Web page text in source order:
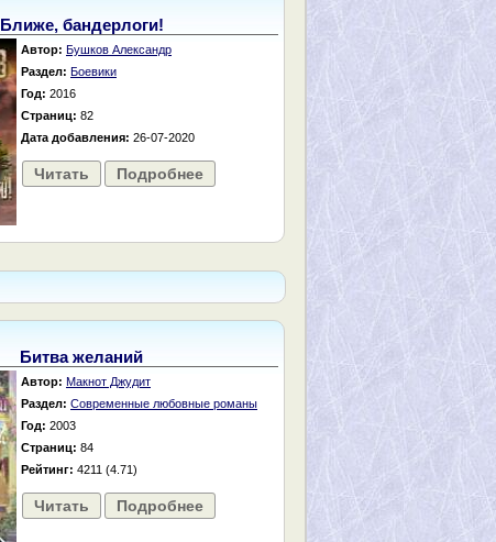
Ближе, бандерлоги!
Автор: Бушков Александр
Раздел: Боевики
Год: 2016
Страниц: 82
Дата добавления: 26-07-2020
Читать Подробнее
Битва желаний
Автор: Макнот Джудит
Раздел: Современные любовные романы
Год: 2003
Страниц: 84
Рейтинг: 4211 (4.71)
Читать Подробнее